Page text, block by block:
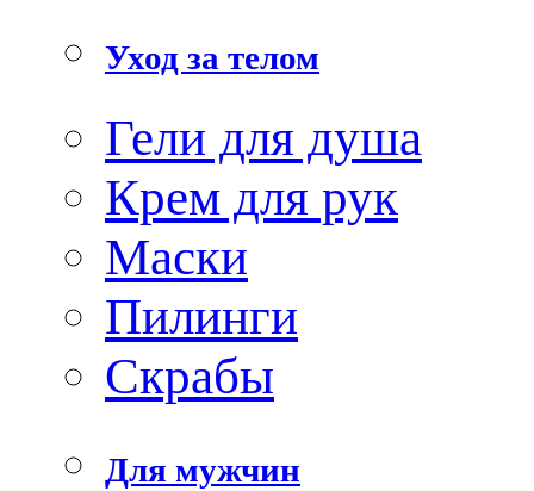
Уход за телом
Гели для душа
Крем для рук
Маски
Пилинги
Скрабы
Для мужчин